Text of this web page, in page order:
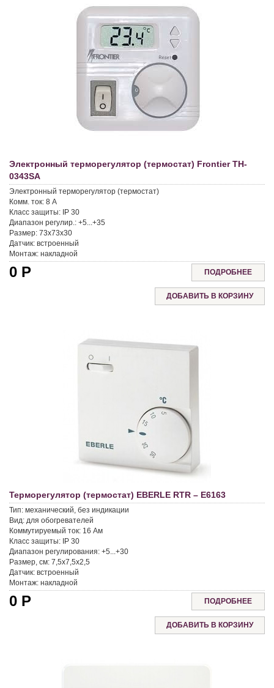
Электронный терморегулятор (термостат) Frontier TH-
0343SA
Электронный терморегулятор (термостат)
Комм. ток: 8 A
Класс защиты: IP 30
Диапазон регулир.: +5...+35
Размер: 73x73x30
Датчик: встроенный
Монтаж: накладной
0 Р ПОДРОБНЕЕ
Терморегулятор (термостат) EBERLE RTR – E6163
Тип: механический, без индикации
Вид: для обогревателей
Коммутируемый ток: 16 Aм
Класс защиты: IP 30
Диапазон регулирования: +5...+30
Размер, см: 7,5x7,5x2,5
Датчик: встроенный
Монтаж: накладной
0 Р ПОДРОБНЕЕ